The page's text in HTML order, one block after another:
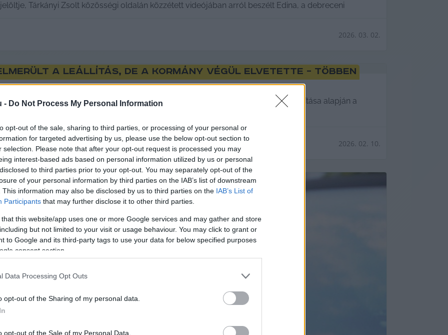
- Do Not Process My Personal Information
opt-out of the sale, sharing to third parties, or processing of your personal or
for targeted advertising by us, please use the below opt-out section to
selection. Please note that after your opt-out request is processed you may
interest-based ads based on personal information utilized by us or personal
to third parties prior to your opt-out. You may separately opt-out of the
of your personal information by third parties on the IAB’s list of downstream
This information may also be disclosed by us to third parties on the IAB’s List of
Participants that may further disclose it to other third parties.
that this website/app uses one or more Google services and may gather and store
but not limited to your visit or usage behaviour. You may click to grant or
to Google and its third-party tags to use your data for below specified purposes
consent section.
Data Processing Opt Outs
opt-out of the Sharing of my personal data.
opt-out of the Sale of my Personal Data.
Tárkányi Zsolt közösségi oldalán közzétett videójában arról beszélt Edina, a debreceni
2026. 03. 02.
Kép hamarosan
a leállítás, de a kormány végül elvetette – többen
súlyos mérgezések történtek a gödi Samsung SDI akkumulátorgyárban. A lap állítása alapján a
2026. 02. 10.